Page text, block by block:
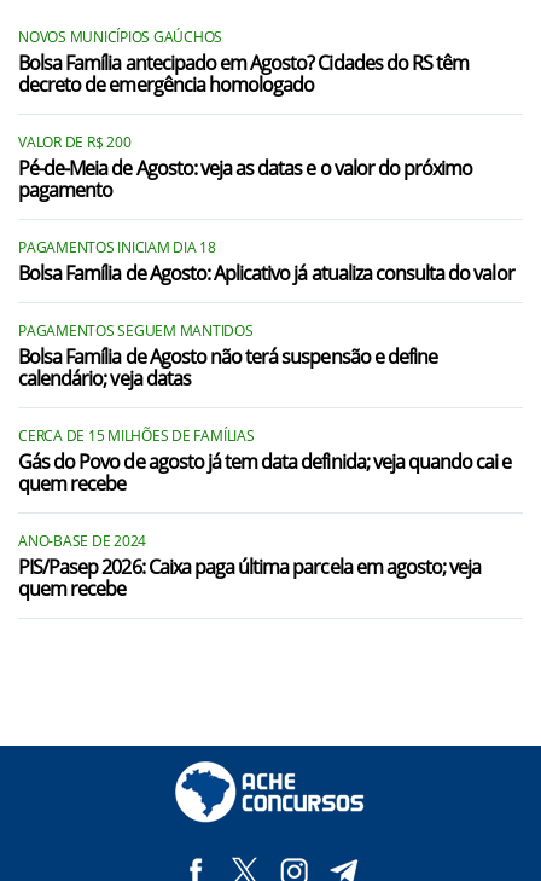
NOVOS MUNICÍPIOS GAÚCHOS
Bolsa Família antecipado em Agosto? Cidades do RS têm
decreto de emergência homologado
VALOR DE R$ 200
Pé-de-Meia de Agosto: veja as datas e o valor do próximo
pagamento
PAGAMENTOS INICIAM DIA 18
Bolsa Família de Agosto: Aplicativo já atualiza consulta do valor
PAGAMENTOS SEGUEM MANTIDOS
Bolsa Família de Agosto não terá suspensão e define
calendário; veja datas
CERCA DE 15 MILHÕES DE FAMÍLIAS
Gás do Povo de agosto já tem data definida; veja quando cai e
quem recebe
ANO-BASE DE 2024
PIS/Pasep 2026: Caixa paga última parcela em agosto; veja
quem recebe